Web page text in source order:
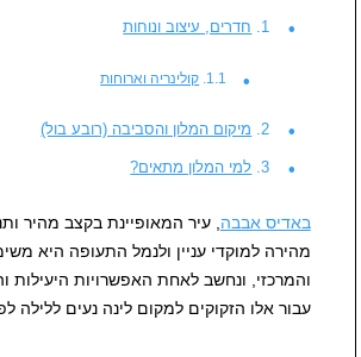
חדרים, עיצוב ונוחות
קולינריה וארוחות
מיקום המלון והסביבה (רובע בול)
למי המלון מתאים?
באדיס אבבה , עיר המאופיינת בקצב מהיר
והמרכזי, ונחשב לאחת האפשרויות היעילות
עבור אלו הזקוקים למקום לינה נעים ללילה